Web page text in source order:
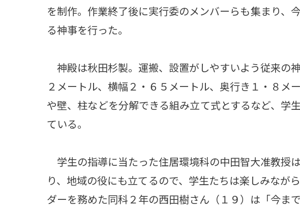
を制作。作業終了後に実行委のメンバーらも集まり、
る神事を行った。
神殿は秋田杉製。運搬、設置がしやすいよう従来の
２メートル、横幅２・６５メートル、奥行き１・８メ
や壁、柱などを分解できる組み立て式とするなど、学
ている。
学生の指導に当たった住居環境科の中田智大准教授
り、地域の役にも立てるので、学生たちは楽しみなが
ダーを務めた同科２年の西田樹さん（１９）は「今ま